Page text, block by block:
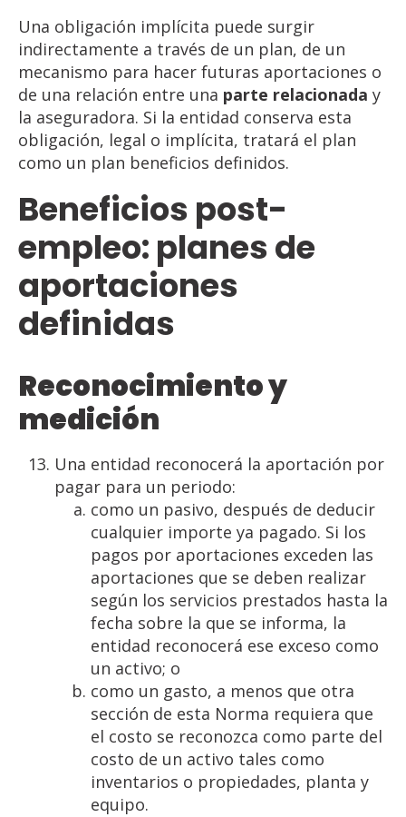
Una obligación implícita puede surgir
indirectamente a través de un plan, de un
mecanismo para hacer futuras aportaciones o
de una relación entre una parte relacionada y
la aseguradora. Si la entidad conserva esta
obligación, legal o implícita, tratará el plan
como un plan beneficios definidos.
Beneficios post-
empleo: planes de
aportaciones
definidas
Reconocimiento y
medición
Una entidad reconocerá la aportación por
pagar para un periodo:
como un pasivo, después de deducir
cualquier importe ya pagado. Si los
pagos por aportaciones exceden las
aportaciones que se deben realizar
según los servicios prestados hasta la
fecha sobre la que se informa, la
entidad reconocerá ese exceso como
un activo; o
como un gasto, a menos que otra
sección de esta Norma requiera que
el costo se reconozca como parte del
costo de un activo tales como
inventarios o propiedades, planta y
equipo.